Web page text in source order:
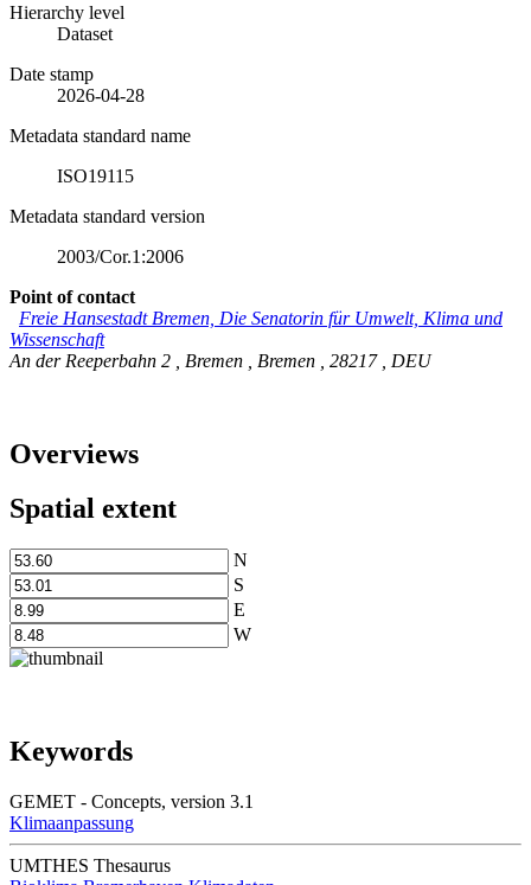
Hierarchy level
Dataset
Date stamp
2026-04-28
Metadata standard name
ISO19115
Metadata standard version
2003/Cor.1:2006
Point of contact
Freie Hansestadt Bremen, Die Senatorin für Umwelt, Klima und
Wissenschaft
An der Reeperbahn 2
Bremen Bremen 28217 DEU
Overviews
Spatial extent
N
S
E
W
Keywords
GEMET - Concepts, version 3.1
Klimaanpassung
UMTHES Thesaurus